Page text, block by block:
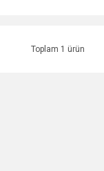
Toplam 1 ürün